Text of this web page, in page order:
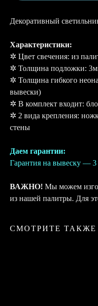
Декоративный
Характеристики:
✲ Цвет свечения: из
✲ Толщина подложки:
✲ Толщина гибкого
вывески)
✲ В комплект входит:
✲ 2 вида крепления:
стены
Даем гарантии:
Гарантия на вывеску —
ВАЖНО! Мы можем
из нашей палитры. Для
СМОТРИТЕ ТАКЖЕ